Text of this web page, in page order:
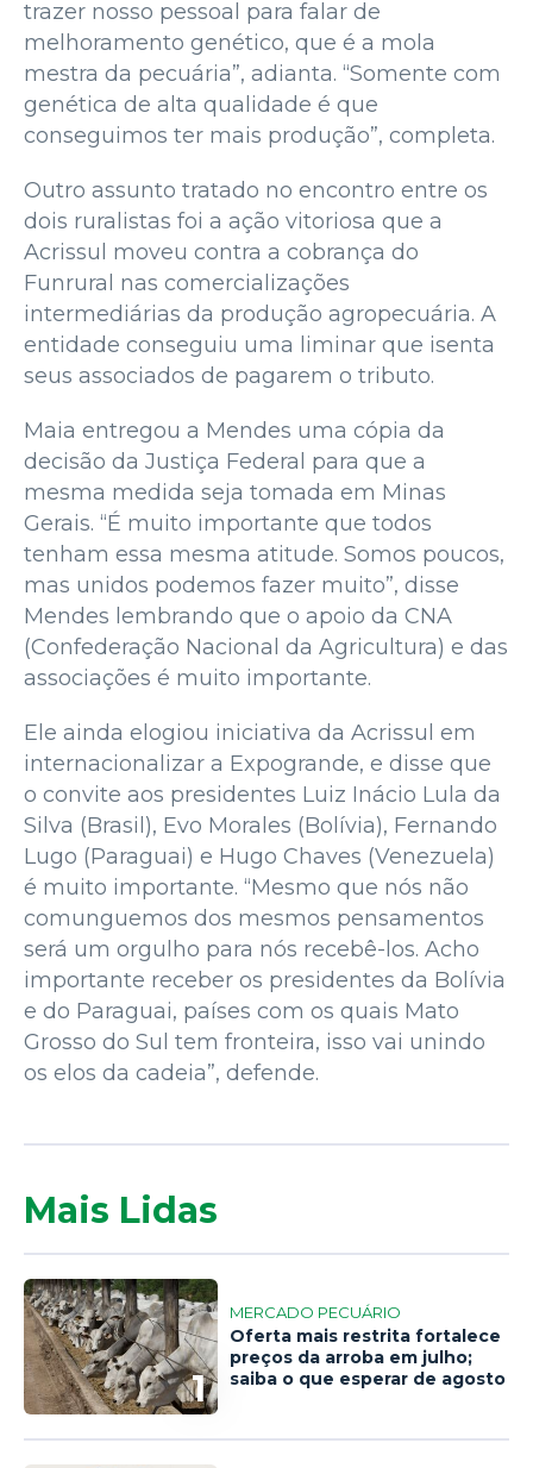
trazer nosso pessoal para falar de
melhoramento genético, que é a mola
mestra da pecuária”, adianta. “Somente com
genética de alta qualidade é que
conseguimos ter mais produção”, completa.
Outro assunto tratado no encontro entre os
dois ruralistas foi a ação vitoriosa que a
Acrissul moveu contra a cobrança do
Funrural nas comercializações
intermediárias da produção agropecuária. A
entidade conseguiu uma liminar que isenta
seus associados de pagarem o tributo.
Maia entregou a Mendes uma cópia da
decisão da Justiça Federal para que a
mesma medida seja tomada em Minas
Gerais. “É muito importante que todos
tenham essa mesma atitude. Somos poucos,
mas unidos podemos fazer muito”, disse
Mendes lembrando que o apoio da CNA
(Confederação Nacional da Agricultura) e das
associações é muito importante.
Ele ainda elogiou iniciativa da Acrissul em
internacionalizar a Expogrande, e disse que
o convite aos presidentes Luiz Inácio Lula da
Silva (Brasil), Evo Morales (Bolívia), Fernando
Lugo (Paraguai) e Hugo Chaves (Venezuela)
é muito importante. “Mesmo que nós não
comunguemos dos mesmos pensamentos
será um orgulho para nós recebê-los. Acho
importante receber os presidentes da Bolívia
e do Paraguai, países com os quais Mato
Grosso do Sul tem fronteira, isso vai unindo
os elos da cadeia”, defende.
Mais Lidas
1
MERCADO PECUÁRIO
Oferta mais restrita fortalece
preços da arroba em julho;
saiba o que esperar de agosto